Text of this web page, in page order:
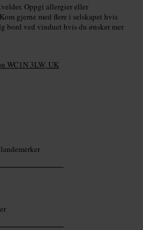
Oppgi allergier eller
gjerne med flere i selskapet hvis
bord ved vinduet hvis du ønsker mer
WC1N 3LW, UK